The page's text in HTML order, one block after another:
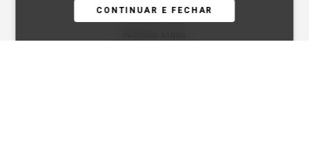
CONTINUAR E FECHAR
Compre Local